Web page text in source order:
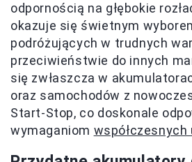
odpornością na głębokie
okazuje się świetnym
podróżujących w trudnych
przeciwieństwie do innych
się zwłaszcza w
oraz samochodów z
Start-Stop, co doskonale
wymaganiom